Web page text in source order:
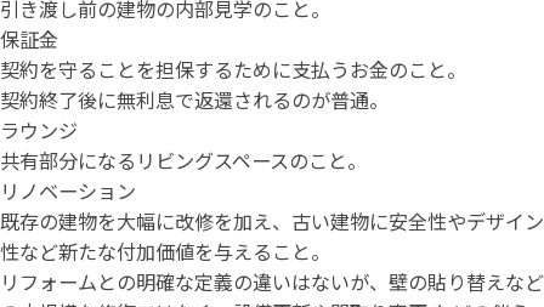
引き渡し前の建物の内部見学のこと。
保証金
契約を守ることを担保するために支払うお金のこと。
契約終了後に無利息で返還されるのが普通。
ラウンジ
共有部分になるリビングスペースのこと。
リノベーション
既存の建物を大幅に改修を加え、古い建物に安全性やデザイン
性など新たな付加価値を与えること。
リフォームとの明確な定義の違いはないが、壁の貼り替えなど